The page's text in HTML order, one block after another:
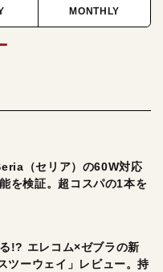
MONTHLY
（セリア）の60W対応
を検証。超コスパの1本を
!? エレコム×ゼブラの新
ツーウェイ」レビュー。持